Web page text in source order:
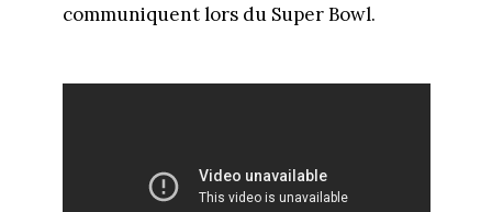
communiquent lors du Super Bowl.